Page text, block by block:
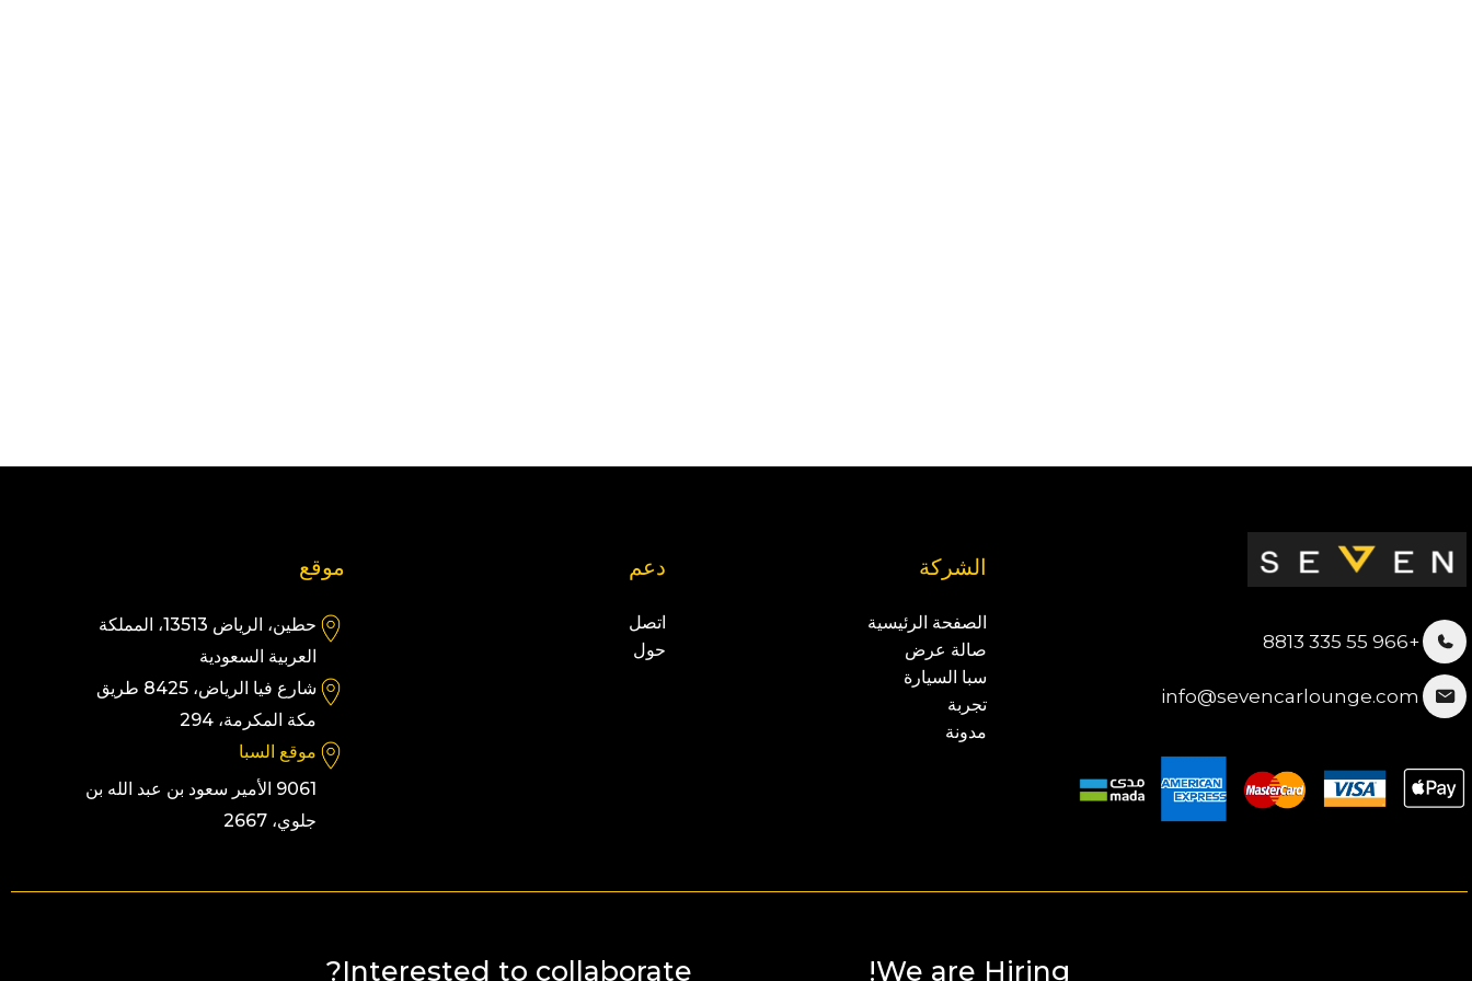
+966 55 335 8813
info@sevencarlounge.com
الشركة
الصفحة الرئيسية
صالة عرض
سبا السيارة
تجربة
مدونة
دعم
اتصل
حول
موقع
حطين، الرياض 13513، المملكة
العربية السعودية
شارع فيا الرياض، 8425 طريق
مكة المكرمة، 294
موقع السبا
9061 الأمير سعود بن عبد الله بن
جلوي، 2667
We are Hiring!
Interested to collaborate?